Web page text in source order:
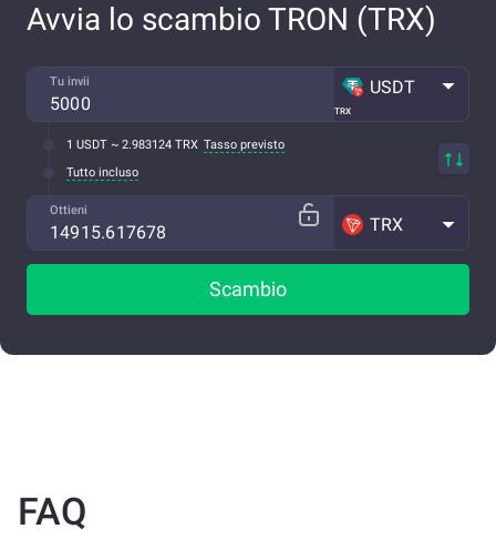
Avvia lo scambio TRON (TRX)
Tu invii
TRX
USDT
1 USDT ~ 2.983124 TRX Tasso previsto
Tutto incluso
Ottieni
TRX
Scambio
FAQ